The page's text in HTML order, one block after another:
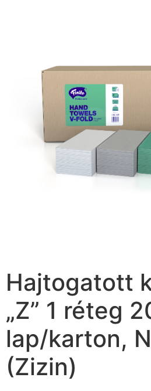
Hajtogatott
„Z” 1 réteg
lap/karton,
(Zizin)